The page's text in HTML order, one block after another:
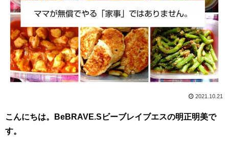
2021.10.21
こんにちは。BeBRAVE.Sビーブレイブエスの明正明美で
す。